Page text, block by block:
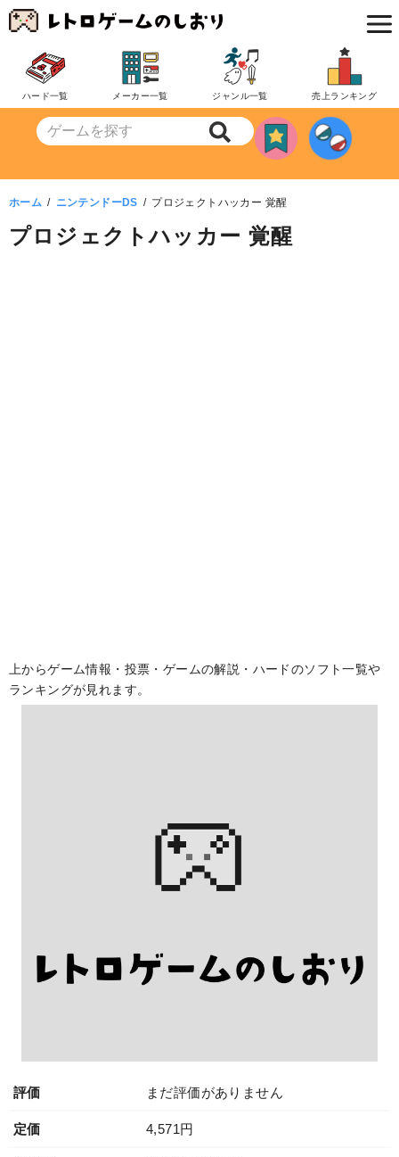
コ
ン
ツ
動
ハード一覧 メーカー一覧 ジャンル一覧 売上ランキング
ホーム ニンテンドーDS プロジェクトハッカー 覚醒
プロジェクトハッカー 覚醒
上からゲーム情報・投票・ゲームの解説・ハードのソフト一覧や
ランキングが見れます。
評価 まだ評価がありません
定価 4,571円